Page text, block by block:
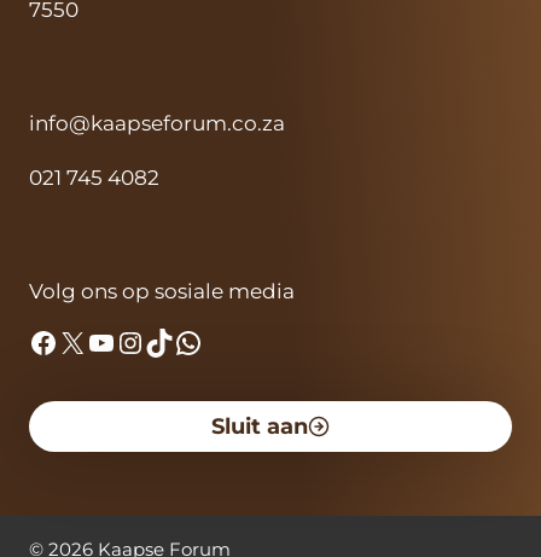
7550
info@kaapseforum.co.za
021 745 4082
Volg ons op sosiale media
Facebook
X YouTube
Instagram
TikTok
WhatsApp
Sluit aan
© 2026 Kaapse Forum